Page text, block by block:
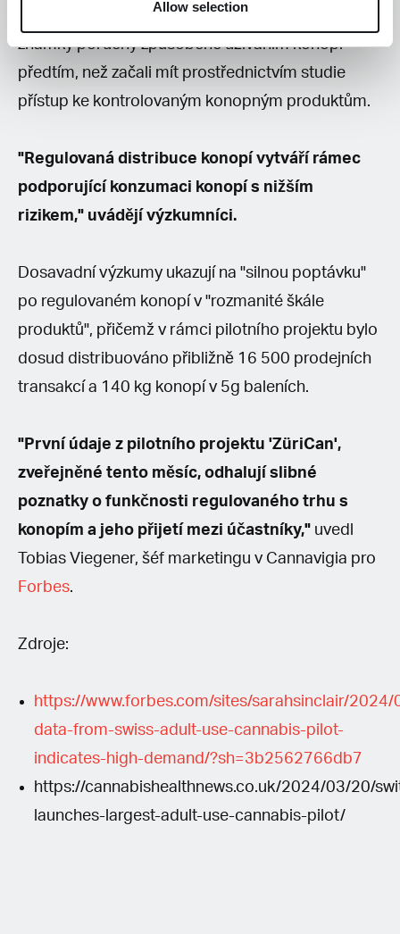
Allow selection
čtyřikrát týdně a přibližně 25 % z nich vykazovalo
známky poruchy způsobené užíváním konopí
předtím, než začali mít prostřednictvím studie
přístup ke kontrolovaným konopným produktům.
"Regulovaná distribuce konopí vytváří rámec
podporující konzumaci konopí s nižším
rizikem," uvádějí výzkumníci.
Dosavadní výzkumy ukazují na "silnou poptávku"
po regulovaném konopí v "rozmanité škále
produktů", přičemž v rámci pilotního projektu bylo
dosud distribuováno přibližně 16 500 prodejních
transakcí a 140 kg konopí v 5g baleních.
"První údaje z pilotního projektu 'ZüriCan',
zveřejněné tento měsíc, odhalují slibné
poznatky o funkčnosti regulovaného trhu s
konopím a jeho přijetí mezi účastníky," uvedl
Tobias Viegener, šéf marketingu v Cannavigia pro
Forbes.
Zdroje:
https://www.forbes.com/sites/sarahsinclair/
data-from-swiss-adult-use-cannabis-pilot-
indicates-high-demand/?sh=3b2562766db7
https://cannabishealthnews.co.uk/2024/03/20/
launches-largest-adult-use-cannabis-pilot/